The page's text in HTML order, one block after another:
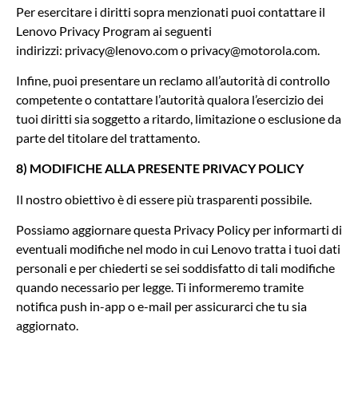
Per esercitare i diritti sopra menzionati puoi contattare il
Lenovo Privacy Program ai seguenti
indirizzi: privacy@lenovo.como privacy@motorola.com
Infine, puoi presentare un reclamo all’autorità di controllo
competente o contattare l’autorità qualora l’esercizio dei
tuoi diritti sia soggetto a ritardo, limitazione o esclusione da
parte del titolare del trattamento.
8) MODIFICHE ALLA PRESENTE PRIVACY POLICY
Il nostro obiettivo è di essere più trasparenti possibile.
Possiamo aggiornare questa Privacy Policy per informarti di
eventuali modifiche nel modo in cui Lenovo tratta i tuoi dati
personali e per chiederti se sei soddisfatto di tali modifiche
quando necessario per legge. Ti informeremo tramite
notifica push in-app o e-mail per assicurarci che tu sia
aggiornato.